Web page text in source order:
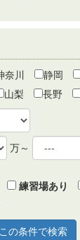
奈川 静岡
山梨 長野
万～
練習場あり